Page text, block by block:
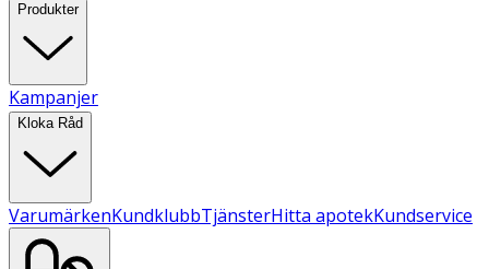
Produkter
Kampanjer
Kloka Råd
VarumärkenKundklubbTjänsterHitta apotekKundservice